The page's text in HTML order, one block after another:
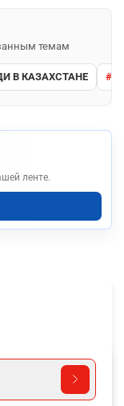
темам
В КАЗАХСТАНЕ
ленте.